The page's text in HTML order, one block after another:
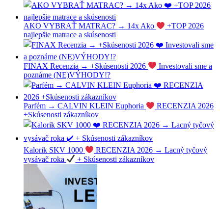
AKO VYBRAŤ MATRAC? → 14x Ako
+TOP 2026
najlepšie matrace a skúsenosti
FINAX Recenzia → +Skúsenosti 2026
Investovali sme a
poznáme (NE)VÝHODY!?
Parfém → CALVIN KLEIN Euphoria
RECENZIA 2026
+Skúsenosti zákazníkov
Kalorik SKV 1000
RECENZIA 2026 → Lacný tyčový
vysávač roka
+ Skúsenosti zákazníkov